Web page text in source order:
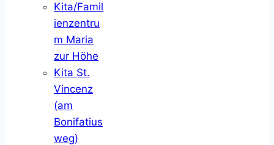
Kita/Famil
ienzentru
m Maria
zur Höhe
Kita St.
Vincenz
(am
Bonifatius
weg)